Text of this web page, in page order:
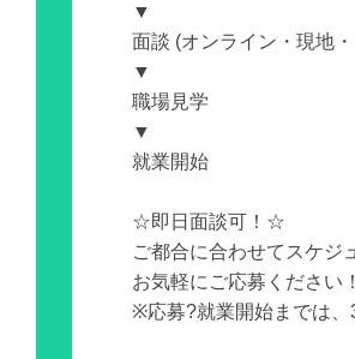
▼
面談 (オンライン・現地
▼
職場見学
▼
就業開始
☆即日面談可！☆
ご都合に合わせてスケジ
お気軽にご応募ください！
※応募?就業開始までは